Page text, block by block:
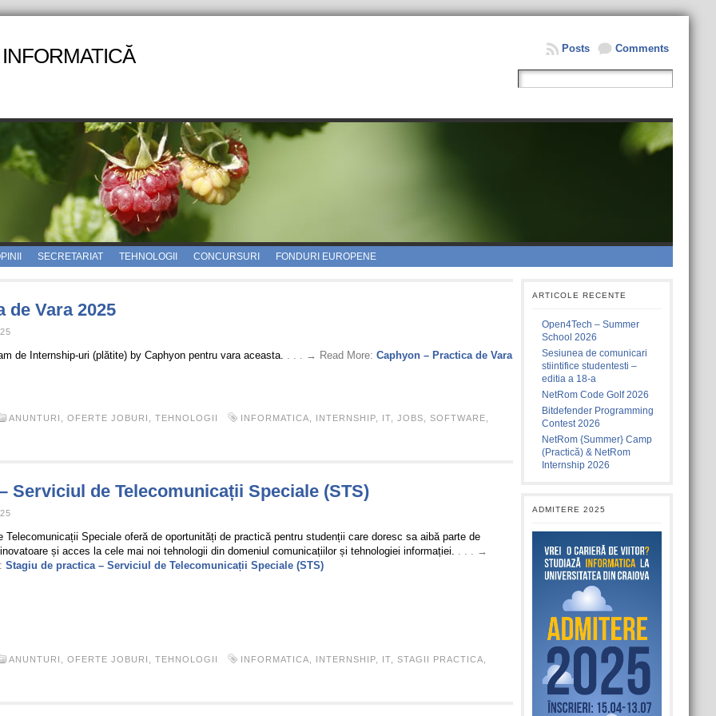
Comments
Posts
SECRETARIAT TEHNOLOGII CONCURSURI FONDURI EUROPENE
de Vara 2025
de Internship-uri (plătite) by Caphyon pentru vara aceasta. . . . → Read More: Caphyon – Practica de Vara
ANUNTURI OFERTE JOBURI TEHNOLOGII INFORMATICA INTERNSHIP, IT, JOBS SOFTWARE
Serviciul de Telecomunicații Speciale (STS)
Telecomunicații Speciale oferă de oportunități de practică pentru studenții care doresc sa aibă parte de
și acces la cele mai noi tehnologii din domeniul comunicațiilor și tehnologiei informației. . . . →
Stagiu de practica – Serviciul de Telecomunicații Speciale (STS)
ANUNTURI OFERTE JOBURI TEHNOLOGII INFORMATICA INTERNSHIP, IT, STAGII PRACTICA
ARTICOLE RECENTE
Open4Tech – Summer
School 2026
Sesiunea de comunicari
stiintifice studentesti –
editia a 18-a
NetRom Code Golf 2026
Bitdefender Programming
Contest 2026
NetRom {Summer} Camp
(Practică) & NetRom
Internship 2026
ADMITERE 2025